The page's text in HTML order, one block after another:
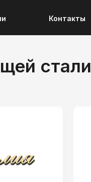
Контакты
стали